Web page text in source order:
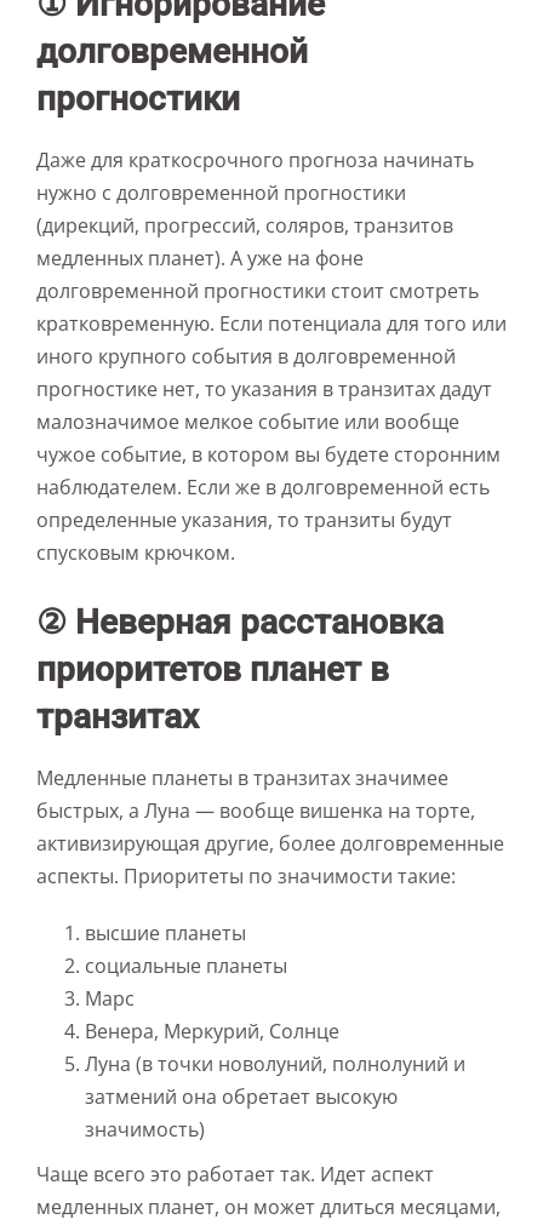
долговременной
прогностики
Даже для краткосрочного прогноза начинать
нужно с долговременной прогностики
(дирекций, прогрессий, соляров, транзитов
медленных планет). А уже на фоне
долговременной прогностики стоит смотреть
кратковременную. Если потенциала для того или
иного крупного события в долговременной
прогностике нет, то указания в транзитах дадут
малозначимое мелкое событие или вообще
чужое событие, в котором вы будете сторонним
наблюдателем. Если же в долговременной есть
определенные указания, то транзиты будут
спусковым крючком.
② Неверная расстановка
приоритетов планет в
транзитах
Медленные планеты в транзитах значимее
быстрых, а Луна — вообще вишенка на торте,
активизирующая другие, более долговременные
аспекты. Приоритеты по значимости такие:
высшие планеты
социальные планеты
Марс
Венера, Меркурий, Солнце
Луна (в точки новолуний, полнолуний и
затмений она обретает высокую
значимость)
Чаще всего это работает так. Идет аспект
медленных планет, он может длиться месяцами,